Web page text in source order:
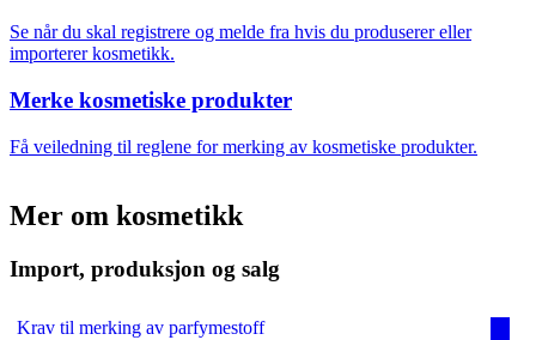
Se når du skal registrere og melde fra hvis du produserer eller
importerer kosmetikk.
Merke kosmetiske produkter
Få veiledning til reglene for merking av kosmetiske produkter.
Mer om kosmetikk
Import, produksjon og salg
Krav til merking av parfymestoff